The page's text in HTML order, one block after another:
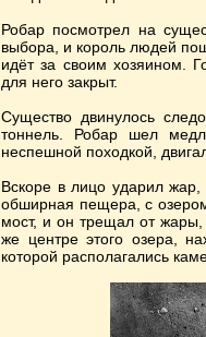
Робар посмотрел на
выбора, и король людей
идёт за своим хозяином.
для него закрыт.
Существо двинулось
тоннель. Робар шел
неспешной походкой,
Вскоре в лицо ударил
обширная пещера, с
мост, и он трещал от
же центре этого озера,
которой располагались